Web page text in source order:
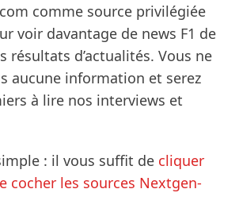
comme source privilégiée
voir davantage de news F1 de
résultats d’actualités. Vous ne
aucune information et serez
à lire nos interviews et
: il vous suffit de cliquer
cocher les sources Nextgen-